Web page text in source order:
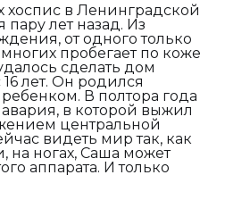
хоспис в Ленинградской
пару лет назад. Из
от одного только
пробегает по коже
сделать дом
лет. Он родился
В полтора года
в которой выжил
центральной
видеть мир так, как
на ногах, Саша может
аппарата. И только